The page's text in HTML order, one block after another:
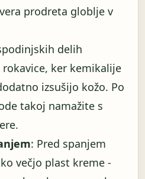
prodreta globlje v
delih
ker kemikalije
izsušijo kožo. Po
takoj namažite s
: Pred spanjem
večjo plast kreme -